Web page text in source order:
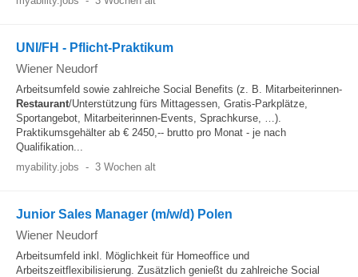
UNI/FH - Pflicht-Praktikum
Wiener Neudorf
Arbeitsumfeld sowie zahlreiche Social Benefits (z. B. Mitarbeiterinnen-
Restaurant/Unterstützung fürs Mittagessen, Gratis-Parkplätze,
Sportangebot, Mitarbeiterinnen-Events, Sprachkurse, …).
Praktikumsgehälter ab € 2450,-- brutto pro Monat - je nach
Qualifikation...
myability.jobs - 3 Wochen alt
Junior Sales Manager (m/w/d) Polen
Wiener Neudorf
Arbeitsumfeld inkl. Möglichkeit für Homeoffice und
Arbeitszeitflexibilisierung. Zusätzlich genießt du zahlreiche Social